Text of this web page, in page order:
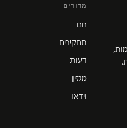
מדורים
חם
תחקירים
דעות
מגזין
וידאו